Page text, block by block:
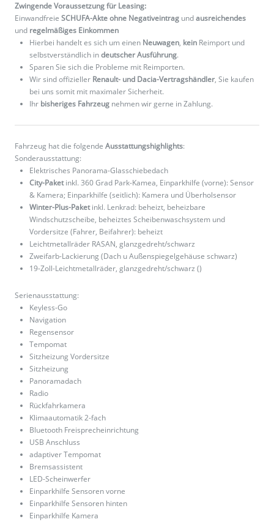
Zwingende Voraussetzung für Leasing:
Einwandfreie SCHUFA-Akte ohne Negativeintrag undausreichendes
und regelmäßiges Einkommen
Hierbei handelt es sich um einen Neuwagen, kein Reimport und
selbstverständlich indeutscher Ausführung.
Sparen Sie sich die Probleme mit Reimporten.
Wir sind offizieller Renault- und Dacia-Vertragshändler, Sie kaufen
bei uns somit mit maximaler Sicherheit.
Ihr bisheriges Fahrzeug nehmen wir gerne in Zahlung.
Fahrzeug hat die folgende Ausstattungshighlights:
Sonderausstattung:
Elektrisches Panorama-Glasschiebedach
City-Paketinkl. 360 Grad Park-Kamea, Einparkhilfe (vorne): Sensor
& Kamera; Einparkhilfe (seitlich): Kamera und Überholsensor
Winter-Plus-Paketinkl. Lenkrad: beheizt, beheizbare
Windschutzscheibe, beheiztes Scheibenwaschsystem und
Vordersitze (Fahrer, Beifahrer): beheizt
Leichtmetallräder RASAN, glanzgedreht/schwarz
Zweifarb-Lackierung (Dach u Außenspiegelgehäuse schwarz)
19-Zoll-Leichtmetallräder, glanzgedreht/schwarz ()
Serienausstattung:
Keyless-Go
Navigation
Regensensor
Tempomat
Sitzheizung Vordersitze
Sitzheizung
Panoramadach
Radio
Rückfahrkamera
Klimaautomatik 2-fach
Bluetooth Freisprecheinrichtung
USB Anschluss
adaptiver Tempomat
Bremsassistent
LED-Scheinwerfer
Einparkhilfe Sensoren vorne
Einparkhilfe Sensoren hinten
Einparkhilfe Kamera